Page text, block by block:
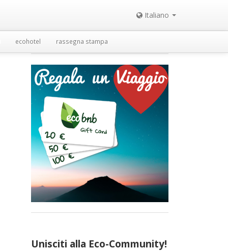
Italiano
ecohotel rassegna stampa
Unisciti alla Eco-Community!